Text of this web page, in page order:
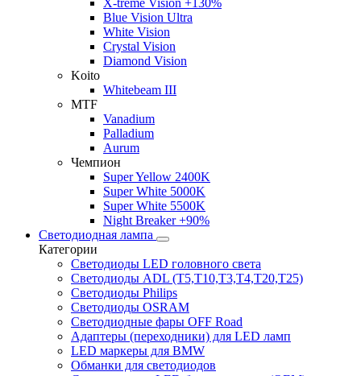
X-treme Vision +130%
Blue Vision Ultra
White Vision
Crystal Vision
Diamond Vision
Koito
Whitebeam III
MTF
Vanadium
Palladium
Aurum
Чемпион
Super Yellow 2400K
Super White 5000K
Super White 5500K
Night Breaker +90%
Светодиодная лампа
Категории
Светодиоды LED головного света
Светодиоды ADL (T5,T10,T3,T4,T20,T25)
Светодиоды Philips
Светодиоды OSRAM
Светодиодные фары OFF Road
Адаптеры (переходники) для LED ламп
LED маркеры для BMW
Обманки для светодиодов